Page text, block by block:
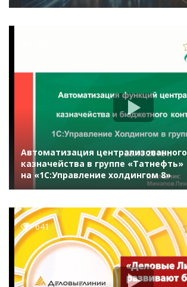
Автоматизация централизованного
казначейства в группе «Татнефть»
на «1С:Управление холдингом 8»
641